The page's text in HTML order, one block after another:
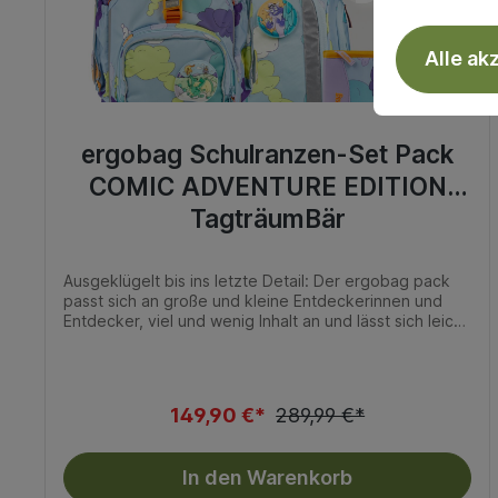
ergobag Schulranzen-Set Pack
COMIC ADVENTURE EDITION
TagträumBär
Ausgeklügelt bis ins letzte Detail: Der ergobag pack
passt sich an große und kleine Entdeckerinnen und
Entdecker, viel und wenig Inhalt an und lässt sich leicht
dabei Schulrucksack Sportrucksack Kletties Heftebox
x 25 cm (B/H/T) Gewicht: 1100 g Volumen: 20 Liter
Material Hauptstoff: 100% Polyester Aus 39 recycelten
149,90 €* 289,99 €*
In den Warenkorb
Alle